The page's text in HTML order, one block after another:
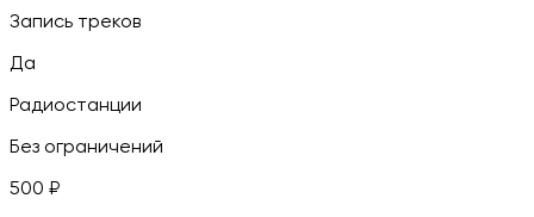
Запись треков
Да
Радиостанции
Без ограничений
500 ₽